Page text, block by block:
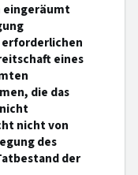
eingeräumt
eines
die das
nicht von
des
der